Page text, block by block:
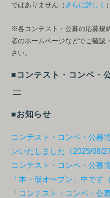
ではありません（ さらに詳しく
※各コンテスト・公募の応募規
者のホームページなどでご確認
さい。
■コンテスト・コンペ・
■お知らせ
コンテスト・コンペ・公募
ンいたしました（2025/08/27
コンテスト・コンペ・公募
「本・仮オープン」中です
「コンテスト・コンペ・公